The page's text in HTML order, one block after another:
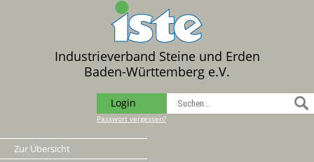
Industrieverband Steine und Erden
Baden-Württemberg e.V.
Login
Passwort vergessen?
Zur Übersicht